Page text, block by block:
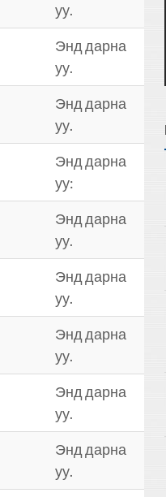
уу.
Энд дарна
уу.
Энд дарна
уу.
Энд дарна
уу:
Энд дарна
уу.
Энд дарна
уу.
Энд дарна
уу.
Энд дарна
уу.
Энд дарна
уу.